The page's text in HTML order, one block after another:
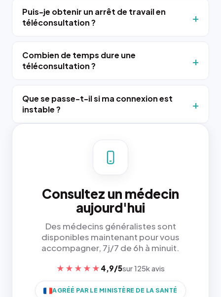
Puis-je obtenir un arrêt de travail en
téléconsultation ?
Combien de temps dure une
téléconsultation ?
Que se passe-t-il si ma connexion est
instable ?
Consultez un médecin
aujourd'hui
Des médecins généralistes sont
disponibles maintenant pour vous
accompagner, 7j/7 de 6h à minuit.
★★★★★ 4,9/5sur 125k avis
AGRÉÉ PAR LE MINISTÈRE DE LA SANTÉ